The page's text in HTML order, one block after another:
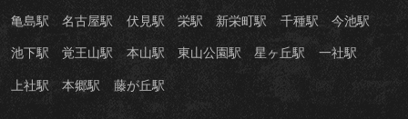
亀島駅 名古屋駅 伏見駅 栄駅 新栄町駅 千種駅 今池駅
池下駅 覚王山駅 本山駅 東山公園駅 星ヶ丘駅 一社駅
上社駅 本郷駅 藤が丘駅